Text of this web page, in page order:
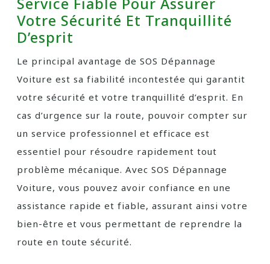
Votre Sécurité Et Tranquillité
D’esprit
Le principal avantage de SOS Dépannage
Voiture est sa fiabilité incontestée qui garantit
votre sécurité et votre tranquillité d’esprit. En
cas d’urgence sur la route, pouvoir compter sur
un service professionnel et efficace est
essentiel pour résoudre rapidement tout
problème mécanique. Avec SOS Dépannage
Voiture, vous pouvez avoir confiance en une
assistance rapide et fiable, assurant ainsi votre
bien-être et vous permettant de reprendre la
route en toute sécurité.